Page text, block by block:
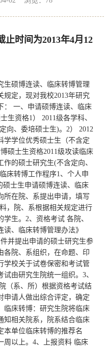
止时间为2013年4月12
生硕博连读、临床转博管理
规定，现对我校2013年研究
： 一、申请硕博连读、临床
生资格1） 2011级各学科、
向、委培硕士生)。2） 2012
学学位优秀硕士生（不含定
硕士生资格2011级攻读临床
的硕士研究生(不含定向、
床转博工作程序1、个人申
士生申请硕博连读、临床
所在院、系提出申请，填写
，院、系根据相关规定进行
生。2、资格考试 各院、
、临床转博管理办法》
并提出申请的硕士研究生参
各院、系组织，在命题、印
学校关于试卷保密和考试管
由研究生院统一组织。3、
（系、所）根据资格考试结
申请人做出综合评定，确定
临床转博：研究生院将临床
知相关院系，院系结合临床
本单位临床转博的推荐名
周以上。4、上报资料 临床